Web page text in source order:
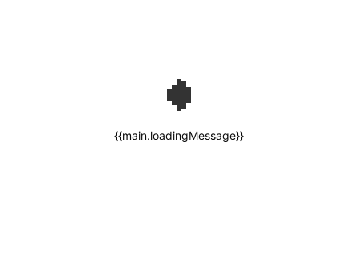
{{main.loadingMessage}}